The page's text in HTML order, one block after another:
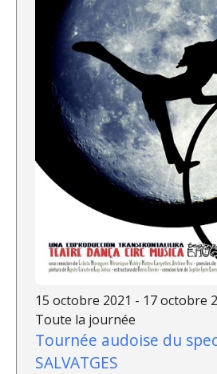
15 octobre 2021 - 17 octobre
Toute la journée
Tournée audoise du
SALVATGES